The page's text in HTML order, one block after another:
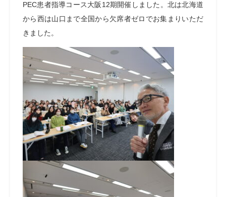
PEC患者指導コース大阪 12期開催しました。北は北海道
から西は山口まで全国から欠席者ゼロでお集まりいただ
きました。